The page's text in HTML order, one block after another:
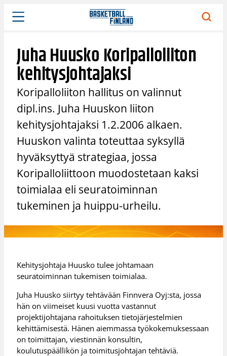
Siirry
sisältöön
Juha Huusko Koripalloliiton
kehitysjohtajaksi
Koripalloliiton hallitus on valinnut
dipl.ins. Juha Huuskon liiton
kehitysjohtajaksi 1.2.2006 alkaen.
Huuskon valinta toteuttaa syksyllä
hyväksyttyä strategiaa, jossa
Koripalloliittoon muodostetaan kaksi
toimialaa eli seuratoiminnan
tukeminen ja huippu-urheilu.
Kehitysjohtaja Huusko tulee johtamaan
seuratoiminnan tukemisen toimialaa.
Juha Huusko siirtyy tehtävään Finnvera Oyj:sta, jossa
hän on viimeiset kuusi vuotta vastannut
projektijohtajana rahoituksen tietojärjestelmien
kehittämisestä. Hänen aiemmassa työkokemuksessaan
on toimittajan, viestinnän konsultin,
koulutuspäällikön ja toimitusjohtajan tehtäviä.